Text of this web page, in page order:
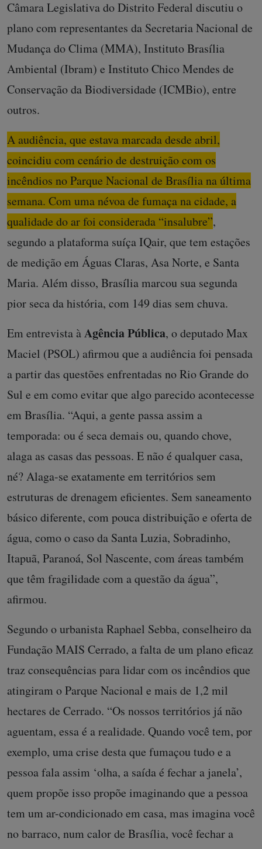
Câmara Legislativa do Distrito Federal discutiu o
plano com representantes da Secretaria Nacional de
Mudança do Clima (MMA), Instituto Brasília
Ambiental (Ibram) e Instituto Chico Mendes de
Conservação da Biodiversidade (ICMBio), entre
outros.
A audiência, que estava marcada desde abril,
coincidiu com cenário de destruição com os
incêndios no Parque Nacional de Brasília na última
semana. Com uma névoa de fumaça na cidade, a
qualidade do ar foi considerada “insalubre”,
segundo a plataforma suíça IQair, que tem estações
de medição em Águas Claras, Asa Norte, e Santa
Maria. Além disso, Brasília marcou sua segunda
pior seca da história, com 149 dias sem chuva.
Em entrevista àAgênciaPública, o deputado Max
Maciel (PSOL) afirmou que a audiência foi pensada
a partir das questões enfrentadas no Rio Grande do
Sul e em como evitar que algo parecido acontecesse
em Brasília. “Aqui, a gente passa assim a
temporada: ou é seca demais ou, quando chove,
alaga as casas das pessoas. E não é qualquer casa,
né? Alaga-se exatamente em territórios sem
estruturas de drenagem eficientes. Sem saneamento
básico diferente, com pouca distribuição e oferta de
água, como o caso da Santa Luzia, Sobradinho,
Itapuã, Paranoá, Sol Nascente, com áreas também
que têm fragilidade com a questão da água”,
afirmou.
Segundo o urbanista Raphael Sebba, conselheiro da
Fundação MAIS Cerrado, a falta de um plano eficaz
traz consequências para lidar com os incêndios que
atingiram o Parque Nacional e mais de 1,2 mil
hectares de Cerrado. “Os nossos territórios já não
aguentam, essa é a realidade. Quando você tem, por
exemplo, uma crise desta que fumaçou tudo e a
pessoa fala assim ‘olha, a saída é fechar a janela’,
quem propõe isso propõe imaginando que a pessoa
tem um ar-condicionado em casa, mas imagina você
no barraco, num calor de Brasília, você fechar a